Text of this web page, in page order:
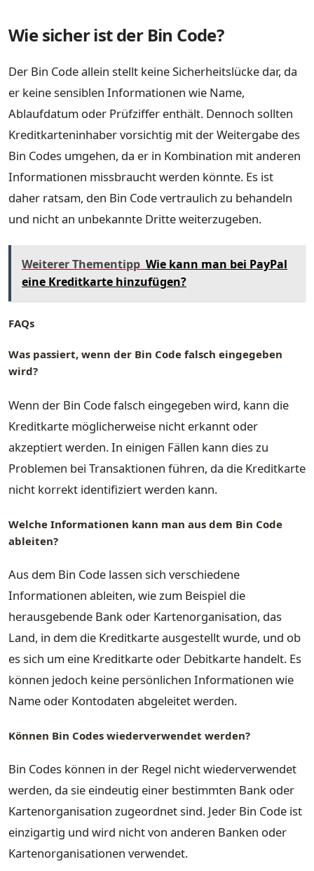
Wie sicher ist der Bin Code?
Der Bin Code allein stellt keine Sicherheitslücke dar, da
er keine sensiblen Informationen wie Name,
Ablaufdatum oder Prüfziffer enthält. Dennoch sollten
Kreditkarteninhaber vorsichtig mit der Weitergabe des
Bin Codes umgehen, da er in Kombination mit anderen
Informationen missbraucht werden könnte. Es ist
daher ratsam, den Bin Code vertraulich zu behandeln
und nicht an unbekannte Dritte weiterzugeben.
Weiterer Thementipp Wie kann man bei PayPal
eine Kreditkarte hinzufügen?
FAQs
Was passiert, wenn der Bin Code falsch eingegeben
wird?
Wenn der Bin Code falsch eingegeben wird, kann die
Kreditkarte möglicherweise nicht erkannt oder
akzeptiert werden. In einigen Fällen kann dies zu
Problemen bei Transaktionen führen, da die Kreditkarte
nicht korrekt identifiziert werden kann.
Welche Informationen kann man aus dem Bin Code
ableiten?
Aus dem Bin Code lassen sich verschiedene
Informationen ableiten, wie zum Beispiel die
herausgebende Bank oder Kartenorganisation, das
Land, in dem die Kreditkarte ausgestellt wurde, und ob
es sich um eine Kreditkarte oder Debitkarte handelt. Es
können jedoch keine persönlichen Informationen wie
Name oder Kontodaten abgeleitet werden.
Können Bin Codes wiederverwendet werden?
Bin Codes können in der Regel nicht wiederverwendet
werden, da sie eindeutig einer bestimmten Bank oder
Kartenorganisation zugeordnet sind. Jeder Bin Code ist
einzigartig und wird nicht von anderen Banken oder
Kartenorganisationen verwendet.